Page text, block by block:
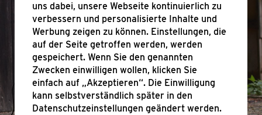
Elektrogrill
Stecker rein und los geht das
Grillvergnügen
uns dabei, unsere Webseite kontinuierlich zu
verbessern und personalisierte Inhalte und
Werbung zeigen zu können. Einstellungen, die
auf der Seite getroffen werden, werden
gespeichert. Wenn Sie den genannten
Zwecken einwilligen wollen, klicken Sie
einfach auf „Akzeptieren“. Die Einwilligung
kann selbstverständlich später in den
Datenschutzeinstellungen geändert werden.